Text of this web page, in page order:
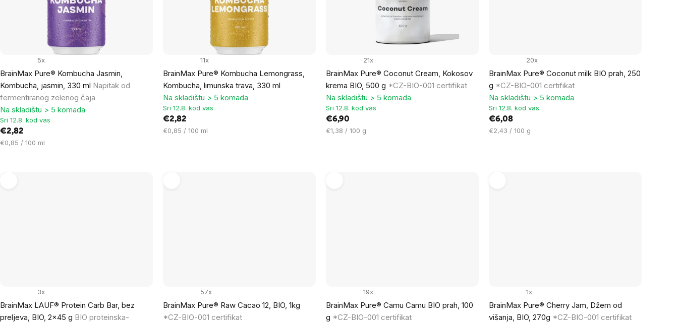
BrainMax Pure® Kombucha Jasmin,
Kombucha, jasmin, 330 ml Napitak od
fermentiranog zelenog čaja
5x
Na skladištu > 5 komada
Sri 12.8. kod vas
€2,82
Cijena
€0,85 / 100 ml
BrainMax Pure® Kombucha Lemongrass,
Kombucha, limunska trava, 330 ml
11x
Na skladištu > 5 komada
Sri 12.8. kod vas
€2,82
Cijena
€0,85 / 100 ml
BrainMax Pure® Coconut Cream, Kokosov
krema BIO, 500 g *CZ-BIO-001 certifikat
21x
Na skladištu > 5 komada
Sri 12.8. kod vas
€6,90
Cijena
€1,38 / 100 g
BrainMax Pure® Coconut milk BIO prah, 250
g *CZ-BIO-001 certifikat
20x
Na skladištu > 5 komada
Sri 12.8. kod vas
€6,08
Cijena
€2,43 / 100 g
BrainMax LAUF® Protein Carb Bar, bez
preljeva, BIO, 2x45 g BIO proteinska-
3x
BrainMax Pure® Raw Cacao 12, BIO, 1kg
*CZ-BIO-001 certifikat
57x
BrainMax Pure® Camu Camu BIO prah, 100
g *CZ-BIO-001 certifikat
19x
BrainMax Pure® Cherry Jam, Džem od
višanja, BIO, 270g *CZ-BIO-001 certifikat
1x